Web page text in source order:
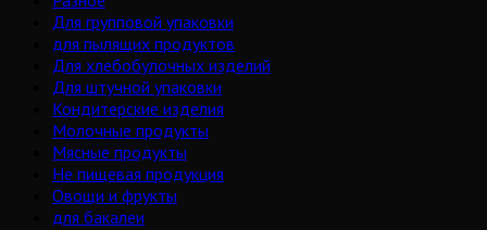
Для групповой упаковки
для пылящих продуктов
Для хлебобулочных изделий
Для штучной упаковки
Кондитерские изделия
Молочные продукты
Мясные продукты
Не пищевая продукция
Овощи и фрукты
для бакалеи